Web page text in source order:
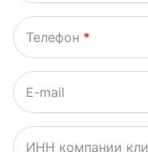
Телефон *
E-mail
ИНН компании